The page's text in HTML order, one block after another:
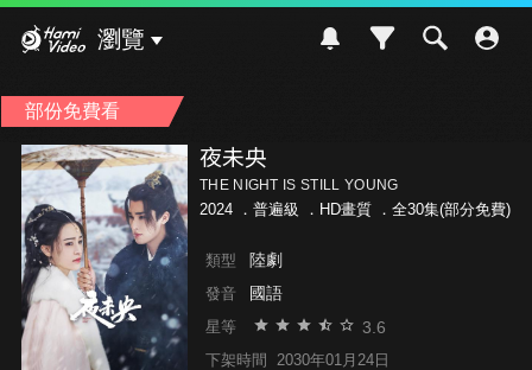
瀏覽
部份免費看
夜未央
THE NIGHT IS STILL YOUNG
2024 ． 普遍級 ．HD畫質 ．全30集(部分免費)
類型 陸劇
發音 國語
星等 3.6
下架時間 2030年01月24日